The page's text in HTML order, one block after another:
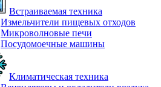
Встраиваемая техника
Измельчители пищевых отходов
Микроволновые печи
Посудомоечные машины
Климатическая техника